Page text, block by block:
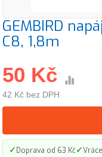
GEMBIRD
C8, 1,8m
50 Kč
42 Kč bez DPH
✓Doprava od 63 Kč✓